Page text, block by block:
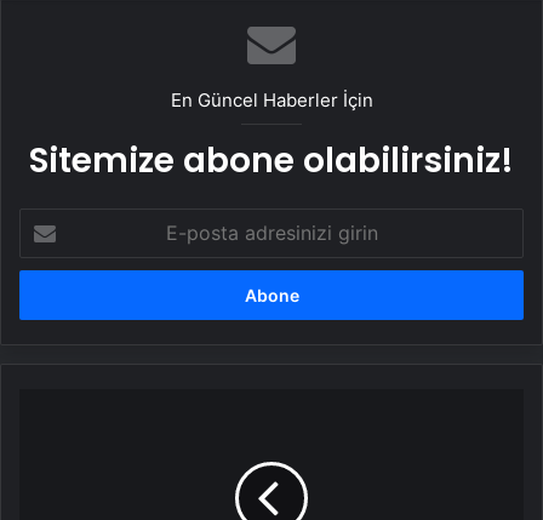
En Güncel Haberler İçin
Sitemize abone olabilirsiniz!
posta
adresinizi